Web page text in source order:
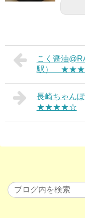
こく醤油
駅）
長崎ちゃん
★★★★☆